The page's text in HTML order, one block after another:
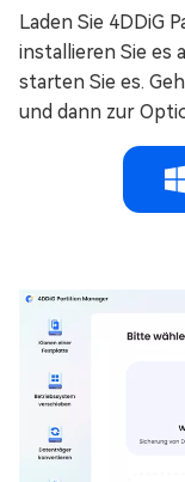
Laden Sie 4DDiG
installieren Sie es
starten Sie es.
und dann zur